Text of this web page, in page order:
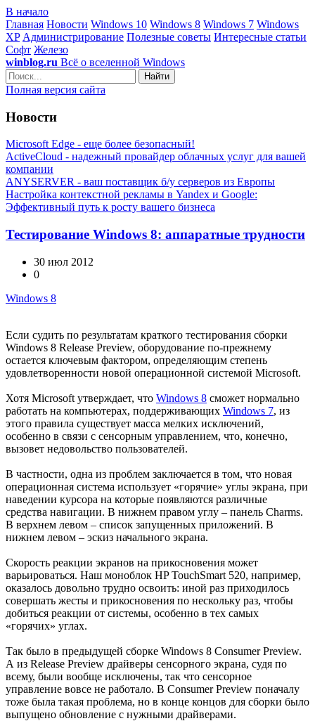
В начало
Главная Новости Windows 10 Windows 8 Windows 7 Windows
XP Администрирование Полезные советы Интересные статьи
Софт Железо
winblog.ru Всё о вселенной Windows
Найти
Полная версия сайта
Новости
Microsoft Edge - еще более безопасный!
ActiveCloud - надежный провайдер облачных услуг для вашей
компании
ANYSERVER - ваш поставщик б/у серверов из Европы
Настройка контекстной рекламы в Yandex и Google:
Эффективный путь к росту вашего бизнеса
Тестирование Windows 8: аппаратные трудности
30 июл 2012
0
Windows 8
Если судить по результатам краткого тестирования сборки
Windows 8 Release Preview, оборудование по-прежнему
остается ключевым фактором, определяющим степень
удовлетворенности новой операционной системой Microsoft.
Хотя Microsoft утверждает, что Windows 8 сможет нормально
работать на компьютерах, поддерживающих Windows 7, из
этого правила существует масса мелких исключений,
особенно в связи с сенсорным управлением, что, конечно,
вызовет недовольство пользователей.
В частности, одна из проблем заключается в том, что новая
операционная система использует «горячие» углы экрана, при
наведении курсора на которые появляются различные
средства навигации. В нижнем правом углу – панель Charms.
В верхнем левом – список запущенных приложений. В
нижнем левом – эскиз начального экрана.
Скорость реакции экранов на прикосновения может
варьироваться. Наш моноблок HP TouchSmart 520, например,
оказалось довольно трудно освоить: иной раз приходилось
совершать жесты и прикосновения по нескольку раз, чтобы
добиться реакции от системы, особенно в тех самых
«горячих» углах.
Так было в предыдущей сборке Windows 8 Consumer Preview.
А из Release Preview драйверы сенсорного экрана, судя по
всему, были вообще исключены, так что сенсорное
управление вовсе не работало. В Consumer Preview поначалу
тоже была такая проблема, но в конце концов для сборки было
выпущено обновление с нужными драйверами.